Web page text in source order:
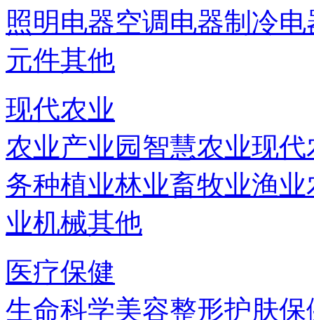
照明电器空调电器制冷电
元件其他
现代农业
农业产业园智慧农业现代
务种植业林业畜牧业渔业
业机械其他
医疗保健
生命科学美容整形护肤保